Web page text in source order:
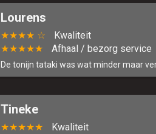
Lourens
★★★★ ☆
Kwaliteit
★★★★★
Afhaal / bezorg service
De tonijn tataki was wat minder maar
Tineke
★★★★★
Kwaliteit